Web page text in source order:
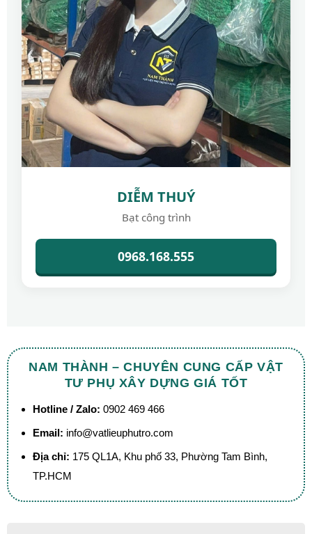
DIỄM THUÝ
Bạt công trình
0968.168.555
NAM THÀNH – CHUYÊN CUNG CẤP VẬT
TƯ PHỤ XÂY DỰNG GIÁ TỐT
Hotline / Zalo: 0902 469 466
Email: info@vatlieuphutro.com
Địa chỉ: 175 QL1A, Khu phố 33, Phường Tam Bình,
TP.HCM